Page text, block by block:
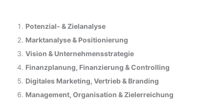
Potenzial- &Zielanalyse
Marktanalyse & Positionierung
Vision & Unternehmensstrategie
Finanzplanung, Finanzierung & Controlling
Digitales Marketing, Vertrieb & Branding
Management, Organisation & Zielerreichung